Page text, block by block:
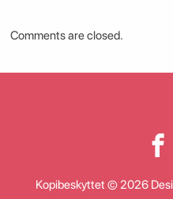
Comments are closed.
Kopibeskyttet © 2026